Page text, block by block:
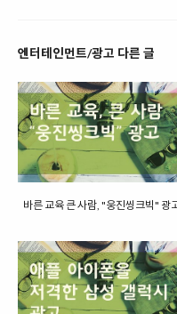
엔터테인먼트/광고 다른 글
바른 교육 큰 사람, "웅진씽크빅" 광